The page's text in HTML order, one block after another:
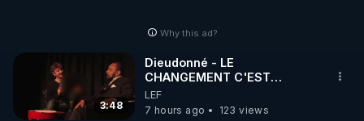
Why this ad?
3:48
Dieudonné - LE
CHANGEMENT C'EST
MAINTENANT
LEF
7 hours ago
123 views